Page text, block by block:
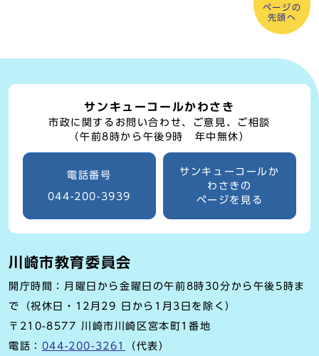
ページの
先頭へ
サンキューコールかわさき
市政に関するお問い合わせ、ご意見、ご相談
（午前8時から午後9時 年中無休）
電話番号
044-200-3939
サンキューコールか
わさきの
ページを見る
川崎市教育委員会
開庁時間：月曜日から金曜日の午前8時30分から午後5時ま
で（祝休日・12月29 日から1月3日を除く）
〒210-8577 川崎市川崎区宮本町1番地
電話： 044-200-3261 （代表）